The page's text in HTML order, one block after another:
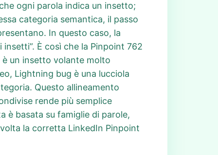
ogni parola indica un insetto;
categoria semantica, il passo
In questo caso, la
È così che la Pinpoint 762
un insetto volante molto
Lightning bug è una lucciola
Questo allineamento
rende più semplice
è basata su famiglie di parole,
la corretta LinkedIn Pinpoint